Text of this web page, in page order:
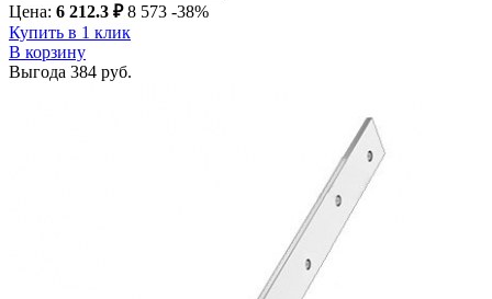
Цена: 6 212.3 ₽ 8 573 -38%
Купить в 1 клик
В корзину
Выгода 384 руб.